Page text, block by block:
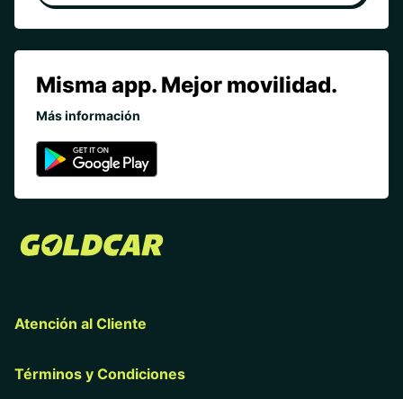
Misma app. Mejor movilidad.
Más información
Atención al Cliente
Términos y Condiciones